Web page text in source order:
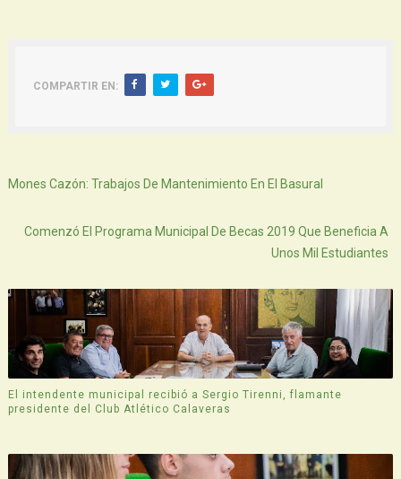
COMPARTIR EN:
Mones Cazón: Trabajos De Mantenimiento En El Basural
Comenzó El Programa Municipal De Becas 2019 Que Beneficia A
Unos Mil Estudiantes
El intendente municipal recibió a Sergio Tirenni, flamante
presidente del Club Atlético Calaveras